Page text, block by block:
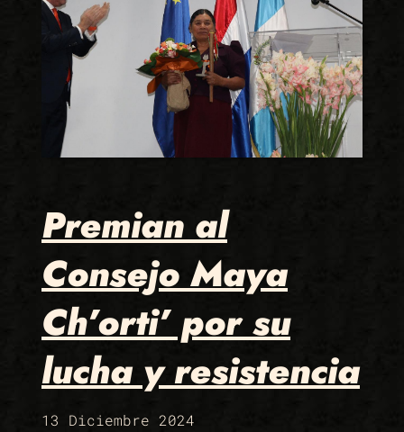
Premian al
Consejo Maya
Ch’orti’ por su
lucha y resistencia
13 Diciembre 2024